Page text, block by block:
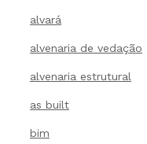
alvará
alvenaria de vedação
alvenaria estrutural
as built
bim